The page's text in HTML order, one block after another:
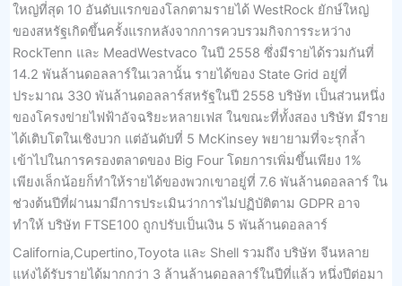
ใหญ่ที่สุด 10 อันดับแรกของโลกตามรายได้ WestRock ยักษ์ใหญ่
ของสหรัฐเกิดขึ้นครั้งแรกหลังจากการควบรวมกิจการระหว่าง
RockTenn และ MeadWestvaco ในปี 2558 ซึ่งมีรายได้รวมกันที่
14.2 พันล้านดอลลาร์ในเวลานั้น รายได้ของ State Grid อยู่ที่
ประมาณ 330 พันล้านดอลลาร์สหรัฐในปี 2558 บริษัท เป็นส่วนหนึ่ง
ของโครงข่ายไฟฟ้าอัจฉริยะหลายเฟส ในขณะที่ทั้งสอง บริษัท มีราย
ได้เติบโตในเชิงบวก แต่อันดับที่ 5 McKinsey พยายามที่จะรุกล้ำ
เข้าไปในการครองตลาดของ Big Four โดยการเพิ่มขึ้นเพียง 1%
เพียงเล็กน้อยก็ทำให้รายได้ของพวกเขาอยู่ที่ 7.6 พันล้านดอลลาร์ ใน
ช่วงต้นปีที่ผ่านมามีการประเมินว่าการไม่ปฏิบัติตาม GDPR อาจ
ทำให้ บริษัท FTSE100 ถูกปรับเป็นเงิน 5 พันล้านดอลลาร์
California,Cupertino,Toyota และ Shell รวมถึง บริษัท จีนหลาย
แห่งได้รับรายได้มากกว่า 3 ล้านล้านดอลลาร์ในปีที่แล้ว หนึ่งปีต่อมา